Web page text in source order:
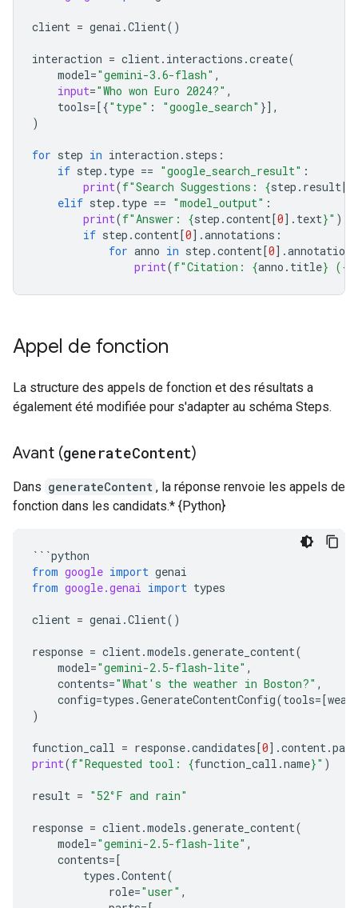
client = genai .Client()
interaction = client. interactions .create(
model="gemini-3.6-flash" ,
input="Who won Euro 2024?" ,
tools=[{"type" : "google_search" }],
)
for step in interaction . steps :
if step . type == "google_search_result" :
print(f"Search Suggestions: {step . result[
elif step . type == "model_output" :
print(f"Answer: {step .content[0] . text}" )
if step .content[0] .annotations :
for anno in step .content[0] .annotations
print(f"Citation: {anno . title} ({
Appel de fonction
La structure des appels de fonction et des résultats a
également été modifiée pour s'adapter au schéma Steps.
Avant (generateContent)
Dans generateContent , la réponse renvoie les appels de
fonction dans les candidats.* {Python}
```python
from google import genai
from google.genai import types
client = genai .Client()
response = client.models .generate_content(
model="gemini-2.5-flash-lite" ,
contents="What's the weather in Boston?" ,
config=types .GenerateContentConfig(tools=[
)
function_call = response.candidates[0] .content.
print(f"Requested tool: {function_call .name}" )
result = "52°F and rain"
response = client.models .generate_content(
model="gemini-2.5-flash-lite" ,
contents=[
types .Content(
role="user" ,